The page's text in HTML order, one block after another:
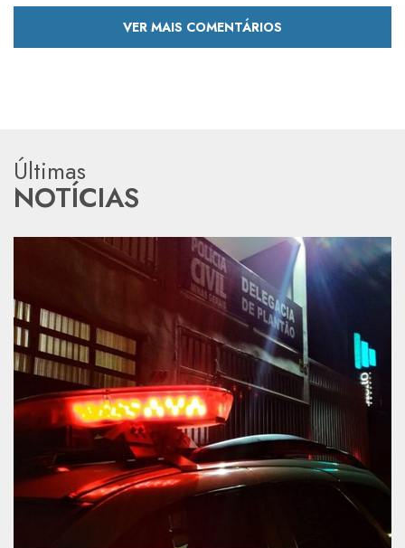
VER MAIS COMENTÁRIOS
Últimas
NOTÍCIAS